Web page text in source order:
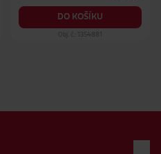
DO KOŠÍKU
Obj. č.: 1354881